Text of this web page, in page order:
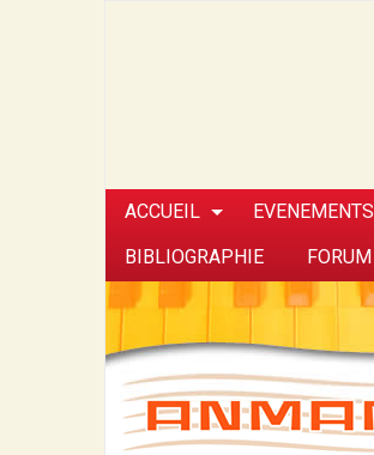
ACCUEIL EVENEMENTS
BIBLIOGRAPHIE FORUM